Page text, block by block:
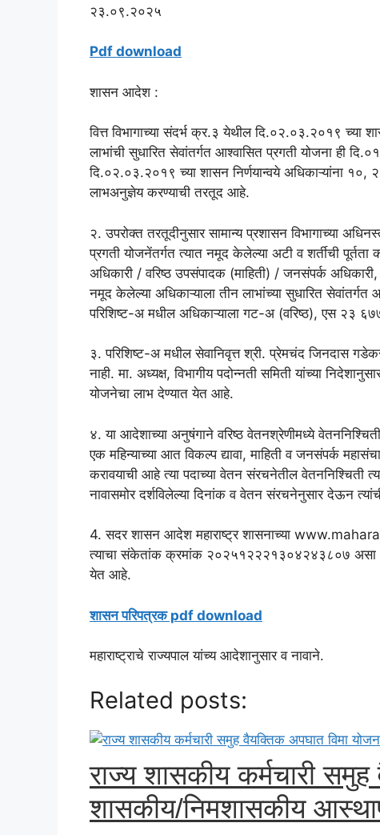
२३.०९.२०२५
Pdf download
शासन आदेश :
वित्त विभागाच्या संदर्भ क्र.३ येथील दि.०२.०३.२०१९ च्या
लाभांची सुधारित सेवांतर्गत आश्वासित प्रगती योजना ही
दि.०२.०३.२०१९ च्या शासन निर्णयान्वये अधिकाऱ्यांना १०,
लाभअनुज्ञेय करण्याची तरतूद आहे.
२. उपरोक्त तरतूदीनुसार सामान्य प्रशासन विभागाच्या
प्रगती योजनेंतर्गत त्यात नमूद केलेल्या अटी व शर्तीची पूर्तता
अधिकारी / वरिष्ठ उपसंपादक (माहिती) / जनसंपर्क
नमूद केलेल्या अधिकाऱ्याला तीन लाभांच्या सुधारित
परिशिष्ट-अ मधील अधिकाऱ्याला गट-अ (वरिष्ठ), एस २३
३. परिशिष्ट-अ मधील सेवानिवृत्त श्री. प्रेमचंद जिनदास
नाही. मा. अध्यक्ष, विभागीय पदोन्नती समिती यांच्या
योजनेचा लाभ देण्यात येत आहे.
४. या आदेशाच्या अनुषंगाने वरिष्ठ वेतनश्रेणीमध्ये
एक महिन्याच्या आत विकल्प द्यावा, माहिती व जनसंपर्क
करावयाची आहे त्या पदाच्या वेतन संरचनेतील वेतननिश्चिती
नावासमोर दर्शविलेल्या दिनांक व वेतन संरचनेनुसार देऊन
4. सदर शासन आदेश महाराष्ट्र शासनाच्या
त्याचा संकेतांक क्रमांक २०२५१२२२१३०४२४३८०७ असा
येत आहे.
शासन परिपत्रक pdf download
महाराष्ट्राचे राज्यपाल यांच्य आदेशानुसार व नावाने.
Related posts:
राज्य शासकीय कर्मचारी
शासकीय/निमशासकीय